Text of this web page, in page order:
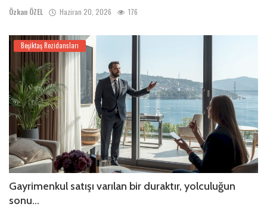
Özkan ÖZEL Haziran 20, 2026 176
Beşiktaş Rezidansları
Gayrimenkul satışı varılan bir duraktır, yolculuğun
sonu...